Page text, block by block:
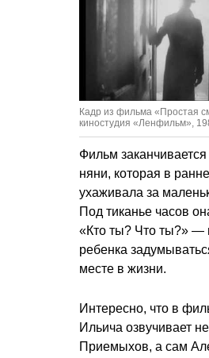
Кадр из фильма «Простая
киностудия «Ленфильм»,
Фильм
няни, которая в
ухаживала за
Под тиканье часов
«Кто ты? Что ты?» —
ребенка
месте в жизни.
Интересно, что в
Ильича озвучивает
Приемыхов, а сам